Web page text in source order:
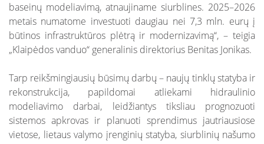
baseinų modeliavimą, atnaujiname siurblines. 2025–2026
metais numatome investuoti daugiau nei 7,3 mln. eurų į
būtinos infrastruktūros plėtrą ir modernizavimą“, – teigia
„Klaipėdos vanduo“ generalinis direktorius Benitas Jonikas.
Tarp reikšmingiausių būsimų darbų – naujų tinklų statyba ir
rekonstrukcija, papildomai atliekami hidraulinio
modeliavimo darbai, leidžiantys tiksliau prognozuoti
sistemos apkrovas ir planuoti sprendimus jautriausiose
vietose, lietaus valymo įrenginių statyba, siurblinių našumo